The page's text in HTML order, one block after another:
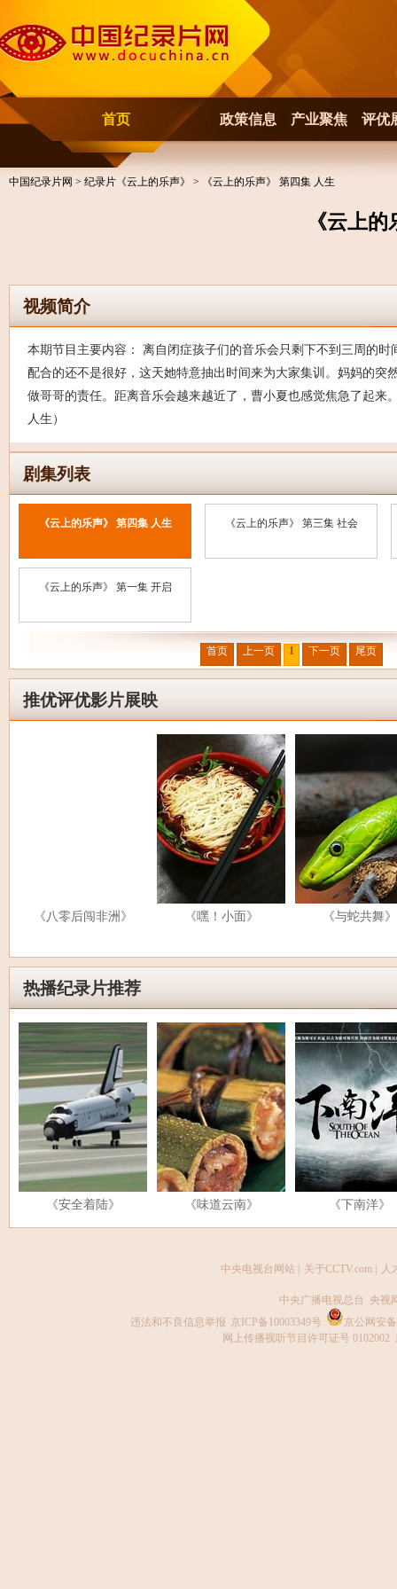
首页 政策信息 产业聚焦 评优
中国纪录片网 > 纪录片《云上的乐声》 > 《云上的乐声》 第四集 人生
《云上
视频简介
本期节目主要内容： 离自闭症孩子们的音乐会只剩下不到三周的时
配合的还不是很好，这天她特意抽出时间来为大家集训。妈妈的突
做哥哥的责任。距离音乐会越来越近了，曹小夏也感觉焦急了起来
人生）
剧集列表
《云上的乐声》 第四集 人生 《云上的乐声》 第三集 社会
《云上的乐声》 第一集 开启
首页 上一页 1 下一页 尾页
推优评优影片展映
《八零后闯非洲》 《嘿！小面》 《与蛇共舞》
热播纪录片推荐
《安全着陆》 《味道云南》 《下南洋》
中央电视台网站 关于CCTV.com 人
中央广播电视总台 央视
违法和不良信息举报 京ICP备10003349号
京公网安
网上传播视听节目许可证号 0102002